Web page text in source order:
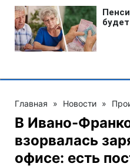
Главная » Новости »
В Ивано-
взорвалась
офисе: есть